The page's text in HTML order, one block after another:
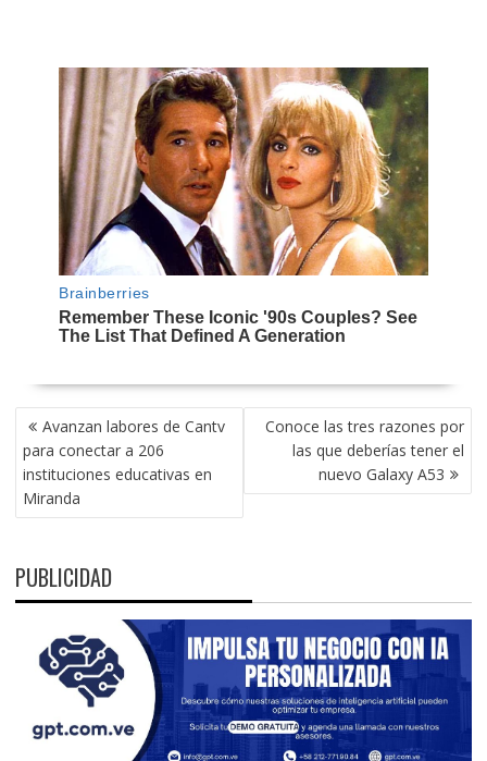
NAVEGACIÓN
DE
ENTRADAS
Avanzan labores de Cantv
para conectar a 206
instituciones educativas en
Miranda
Conoce las tres razones por
las que deberías tener el
nuevo Galaxy A53
PUBLICIDAD